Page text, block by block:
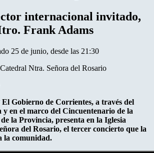
internacional invitado,
Frank Adams
25 de junio, desde las 21:30
Ntra. Señora del Rosario
El Gobierno de Corrientes, a través del
en el marco del Cincuentenario de la
la Provincia, presenta en la Iglesia
del Rosario, el tercer concierto que la
la comunidad.